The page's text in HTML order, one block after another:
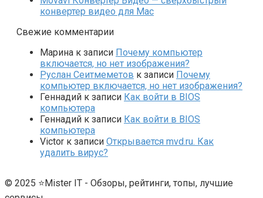
конвертер видео для Mac
Свежие комментарии
Марина к записи Почему компьютер
включается, но нет изображения?
Руслан Сеитмеметов к записи Почему
компьютер включается, но нет изображения?
Геннадий к записи Как войти в BIOS
компьютера
Геннадий к записи Как войти в BIOS
компьютера
Victor к записи Открывается mvd.ru. Как
удалить вирус?
© 2025 ⭐Mister IT - Обзоры, рейтинги, топы, лучшие